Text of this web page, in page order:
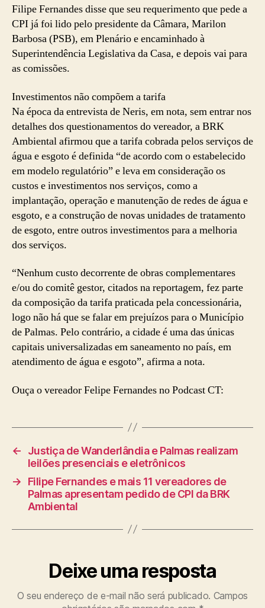
Filipe Fernandes disse que seu requerimento que pede a
CPI já foi lido pelo presidente da Câmara, Marilon
Barbosa (PSB), em Plenário e encaminhado à
Superintendência Legislativa da Casa, e depois vai para
as comissões.
Investimentos não compõem a tarifa
Na época da entrevista de Neris, em nota, sem entrar nos
detalhes dos questionamentos do vereador, a BRK
Ambiental afirmou que a tarifa cobrada pelos serviços de
água e esgoto é definida “de acordo com o estabelecido
em modelo regulatório” e leva em consideração os
custos e investimentos nos serviços, como a
implantação, operação e manutenção de redes de água e
esgoto, e a construção de novas unidades de tratamento
de esgoto, entre outros investimentos para a melhoria
dos serviços.
“Nenhum custo decorrente de obras complementares
e/ou do comitê gestor, citados na reportagem, fez parte
da composição da tarifa praticada pela concessionária,
logo não há que se falar em prejuízos para o Município
de Palmas. Pelo contrário, a cidade é uma das únicas
capitais universalizadas em saneamento no país, em
atendimento de água e esgoto”, afirma a nota.
Ouça o vereador Felipe Fernandes no Podcast CT:
←
Justiça de Wanderlândia e Palmas realizam
leilões presenciais e eletrônicos
→
Filipe Fernandes e mais 11 vereadores de
Palmas apresentam pedido de CPI da BRK
Ambiental
Deixe uma resposta
O seu endereço de e-mail não será publicado. Campos